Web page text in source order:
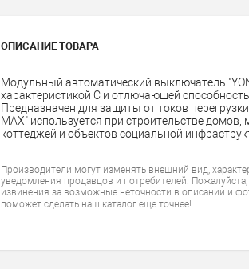
ОПИСАНИЕ ТОВАРА
Модульный автоматический выключатель
характеристикой C и отлючающей
Предназначен для защиты от токов
MAX" используется при строительстве
коттеджей и объектов социальной
Производители могут изменять внешний вид,
уведомления продавцов и потребителей.
извинения за возможные неточности в описании и
поможет сделать наш каталог еще точнее!